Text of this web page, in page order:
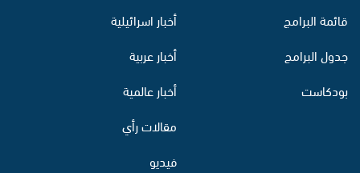
قائمة البرامج
جدول البرامج
بودكاست
أخبار اسرائيلية
أخبار عربية
أخبار عالمية
مقالات رأي
فيديو